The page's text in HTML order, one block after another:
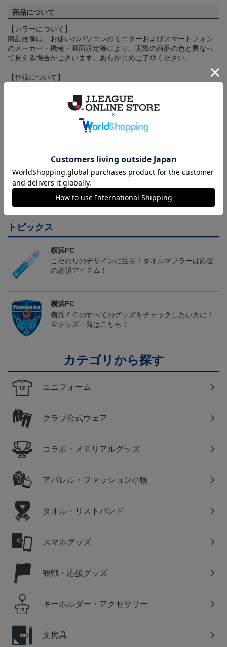
商品について
【カラーについて】
商品画像は、お使いのパソコンのモニターおよびスマートフォン
のメーカー・機種・画面設定等により、実際の商品の色と異なっ
て見える場合がございます。あらかじめご了承ください。
【仕様について】
告なく変更になることがございます。
ヘルプページ
トピックス
横浜FC
こだわりのデザインに注目！タオルマフラーは応援
の必須アイテム！
横浜FC
横浜ＦＣのすべてのグッズをチェックしたい方に！
全グッズ一覧はこちら！
カテゴリから探す
ユニフォーム
クラブ公式ウェア
コラボ・メモリアルグッズ
アパレル・ファッション小物
タオル・リストバンド
スマホグッズ
観戦・応援グッズ
キーホルダー・アクセサリー
文房具